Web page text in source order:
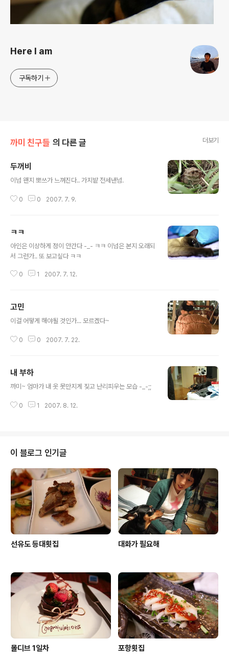
Here I am
구독하기
까미 친구들 의 다른 글 더보기
두꺼비
이넘 왠지 뽀쓰가 느껴진다.. 가지밭 전세낸넘.
0 0 2007. 7. 9.
ㅋㅋ
아인은 이상하게 정이 안간다 -_- ㅋㅋ 이넘은 본지 오래되
서 그런가.. 또 보고싶다 ㅋㅋ
0 1 2007. 7. 12.
고민
이걸 어떻게 해야될 것인가... 모르겠다~
0 0 2007. 7. 22.
내 부하
까미~ 엄마가 내 옷 못만지게 짖고 난리피우는 모습 -_-;;
0 1 2007. 8. 12.
이 블로그 인기글
선유도 등대횟집 대화가 필요해
몰디브 1일차 포항횟집